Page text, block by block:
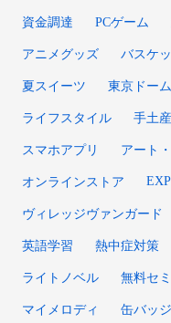
資金調達 PCゲーム
アニメグッズ バスケ
夏スイーツ 東京ドーム
ライフスタイル 手土産
スマホアプリ アート
オンラインストア
ヴィレッジヴァンガード
英語学習 熱中症対策
ライトノベル 無料セ
マイメロディ 缶バッジ